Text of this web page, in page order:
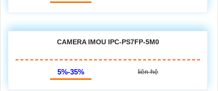
CAMERA IMOU IPC-PS7FP-5M0
5%-35% liên hệ